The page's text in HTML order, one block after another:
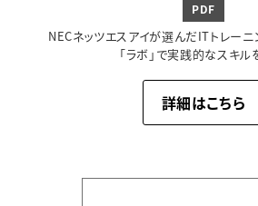
PDF
NECネッツエスアイが選んだITトレー
「ラボ」で実践的なスキル
詳細はこちら